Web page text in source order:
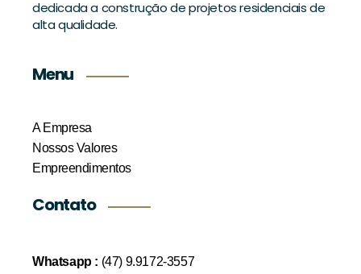
dedicada a construção de projetos residenciais de
alta qualidade.
Menu
A Empresa
Nossos Valores
Empreendimentos
Contato
Whatsapp : (47) 9.9172-3557